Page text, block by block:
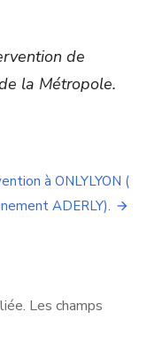
de
la Métropole.
à ONLYLYON (
ADERLY).
Les champs